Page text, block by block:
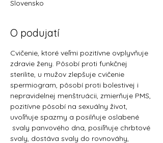
Slovensko
O podujatí
Cvičenie, ktoré veľmi pozitívne ovplyvňuje
zdravie ženy. Pôsobí proti funkčnej
sterilite, u mužov zlepšuje cvičenie
spermiogram, pôsobí proti bolestivej i
nepravidelnej menštruácii, zmierňuje PMS,
pozitívne pôsobí na sexuálny život,
uvoľňuje spazmy a posilňuje oslabené
svaly panvového dna, posiľňuje chrbtové
svaly, dostáva svaly do rovnováhy,